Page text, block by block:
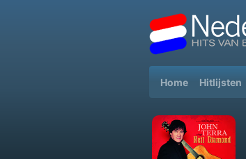
Home(current)
Hitlijsten